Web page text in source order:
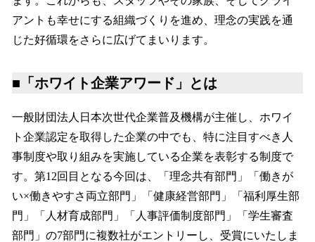
アントも幸せにする組織づくりを進め、理念の実践を通
じた好循環をさらに広げてまいります。
■「ホワイト企業アワード」とは
一般財団法人日本次世代企業普及機構が主催し、ホワイ
ト企業認定を取得した企業の中でも、特に注目すべき人
事制度や取り組みを実施している企業を表彰する制度で
す。第12回目となる今回は、「理念共有部門」「働きが
い×働きやすさ両立部門」「健康経営部門」「福利厚生部
門」「人材育成部門」「人事評価制度部門」「学生審査
部門」の7部門に複数社がエントリーし、受賞にいたしま